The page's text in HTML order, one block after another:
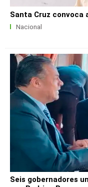
Santa Cruz convoca
Nacional
Seis gobernadores